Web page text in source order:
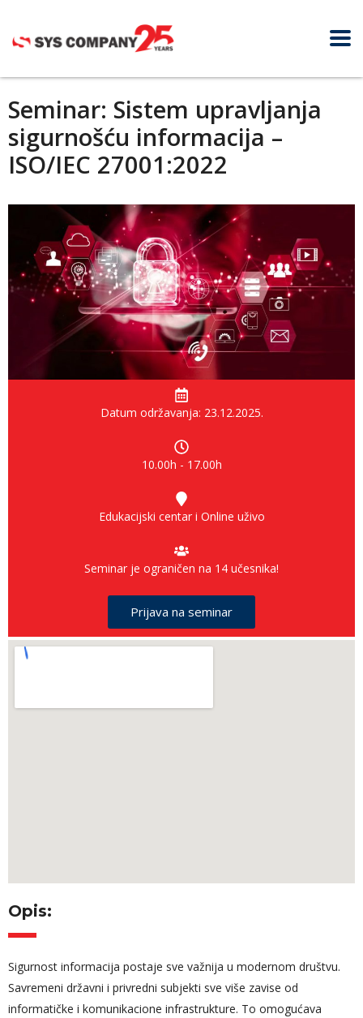
Seminar: Sistem upravljanja
sigurnošću informacija –
ISO/IEC 27001:2022
Datum održavanja: 23.12.2025.
10.00h - 17.00h
Edukacijski centar i Online uživo
Seminar je ograničen na 14 učesnika!
Prijava na seminar
Opis:
Sigurnost informacija postaje sve važnija u modernom društvu.
Savremeni državni i privredni subjekti sve više zavise od
informatičke i komunikacione infrastrukture. To omogućava